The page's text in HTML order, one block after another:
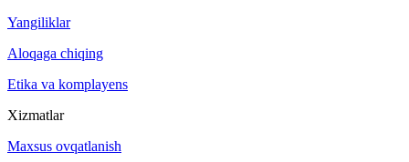
Yangiliklar
Aloqaga chiqing
Etika va komplayens
Xizmatlar
Maxsus ovqatlanish